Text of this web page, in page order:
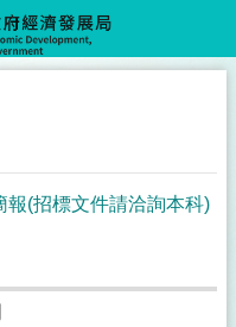
報(招標文件請洽詢本科)